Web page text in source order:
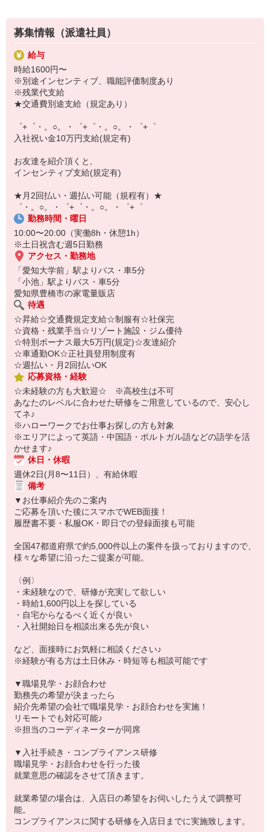
▼オフィスワーク
事務、経理、データ入力、コールセンター、受付
▼工場・製造・軽作業系
機械/食品製造・梱包・仕分け・加工・組立・検査
▼美容系
眉毛サロンのアイブロウ・ネイリスト・エステ
▼営業・販売
法人営業・アパレル販売・個別指導塾・人材紹介
▼人気案件も多数♪
短期・期間限定・オープニング・官公庁案件
上場/優良/大手企業など
【スマホ面接実施中】
￣￣￣￣￣￣￣￣￣
自宅に居ながらスマホでカンタン面接OK！
オンライン面談なのでスピード対応。
満足度◎
■携帯やインターネット販売業務
docomo(ドコモ)/au(エーユー)・KDDI/softbank(ソフトバンク)など
の大手キャリアから
ワイモバイル(Y!mobille)、楽天モバイル、UQなど格安スマホまで幅
広く紹介可能♪
人気のApple（アップル）店舗もございます！
募集情報（派遣社員）
給与
時給1600円〜
※別途インセンティブ、職能評価制度あり
※残業代支給
★交通費別途支給（規定あり）
゜+゜・。○。・゜+゜・。○。・゜+゜
入社祝い金10万円支給(規定有)
お友達を紹介頂くと,
インセンティブ支給(規定有)
★月2回払い・週払い可能（規程有）★
゜・。○。・゜+゜・。○。・゜+゜
勤務時間・曜日
10:00〜20:00（実働8h・休憩1h）
※土日祝含む週5日勤務
アクセス・勤務地
「愛知大学前」駅よりバス・車5分
「小池」駅よりバス・車5分
愛知県豊橋市の家電量販店
待遇
☆昇給☆交通費規定支給☆制服有☆社保完
☆資格・残業手当☆リゾート施設・ジム優待
☆特別ボーナス最大5万円(規定)☆友達紹介
☆車通勤OK☆正社員登用制度有
☆週払い・月2回払いOK
応募資格・経験
☆未経験の方も大歓迎☆ ※高校生は不可
あなたのレベルに合わせた研修をご用意しているので、安心し
てネ♪
※ハローワークでお仕事お探しの方も対象
※エリアによって英語・中国語・ポルトガル語などの語学を活
かせます♪
休日・休暇
週休2日(月8〜11日）、有給休暇
備考
▼お仕事紹介先のご案内
ご応募を頂いた後にスマホでWEB面接！
履歴書不要・私服OK・即日での登録面接も可能
全国47都道府県で約5,000件以上の案件を扱っておりますので、
様々な希望に沿ったご提案が可能。
〈例〉
・未経験なので、研修が充実して欲しい
・時給1,600円以上を探している
・自宅からなるべく近くが良い
・入社開始日を相談出来る先が良い
など、面接時にお気軽に相談ください♪
※経験が有る方は土日休み・時短等も相談可能です
▼職場見学・お顔合わせ
勤務先の希望が決まったら
紹介先希望の会社で職場見学・お顔合わせを実施！
リモートでも対応可能♪
※担当のコーディネーターが同席
▼入社手続き・コンプライアンス研修
職場見学・お顔合わせを行った後
就業意思の確認をさせて頂きます。
就業希望の場合は、入店日の希望をお伺いしたうえで調整可
能。
コンプライアンスに関する研修を入店日までに実施致します。